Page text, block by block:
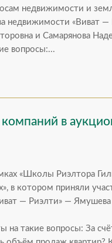
недвижимости и
недвижимости «Виват
и Самарянова
вопросы:...
в
«Школы Риэлтора
в котором приняли
— Риэлти» —
на такие вопросы: За